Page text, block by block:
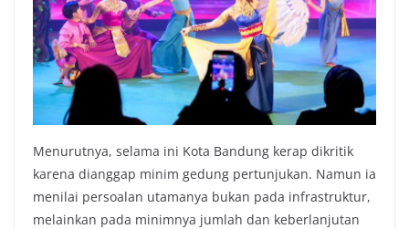
Menurutnya, selama ini Kota Bandung kerap dikritik
karena dianggap minim gedung pertunjukan. Namun ia
menilai persoalan utamanya bukan pada infrastruktur,
melainkan pada minimnya jumlah dan keberlanjutan